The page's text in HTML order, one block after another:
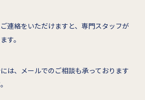
連絡をいただけますと、専門スタッフが
す。
は、メールでのご相談も承っております